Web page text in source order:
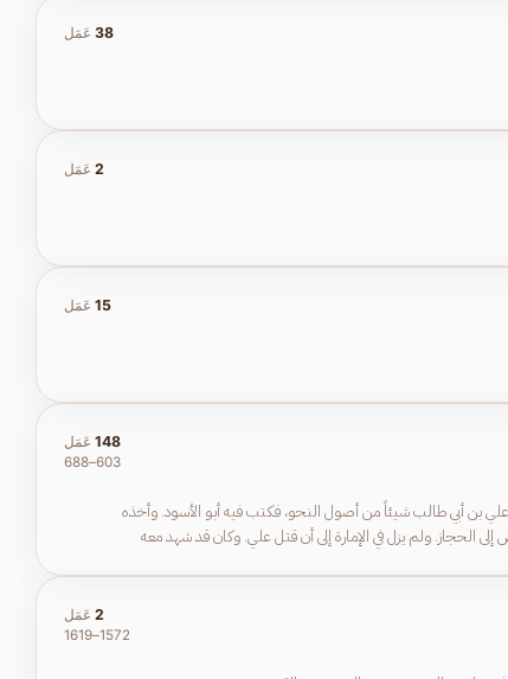
38 عَمَل
2 عَمَل
15 عَمَل
علي بن أبي طالب شيئاً من أصول النحو، فكتب فيه أبو الأسود. وأخذه
الحجاز. ولم يزل في الإمارة إلى أن قتل علي. وكان قد شهد معه
148 عَمَل
603–688
2 عَمَل
1572–1619